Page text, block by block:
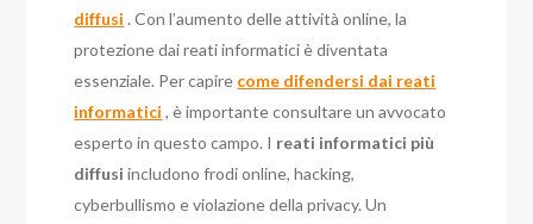
diffusi . Con l’aumento delle attività online, la
protezione dai reati informatici è diventata
essenziale. Per capire come difendersi dai reati
informatici , è importante consultare un avvocato
esperto in questo campo. I reati informatici più
diffusi includono frodi online, hacking,
cyberbullismo e violazione della privacy. Un